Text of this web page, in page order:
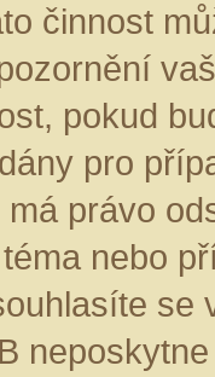
činnost
pokud
pro
má právo
nebo
se